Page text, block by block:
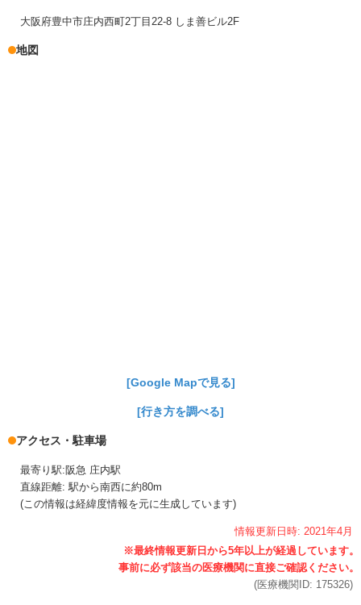
大阪府豊中市庄内西町2丁目22-8 しま善ビル2F
地図
[Google Mapで見る]
[行き方を調べる]
アクセス・駐車場
最寄り駅:阪急 庄内駅
直線距離: 駅から南西に約80m
(この情報は経緯度情報を元に生成しています)
情報更新日時: 2021年4月
(医療機関ID: 175326)